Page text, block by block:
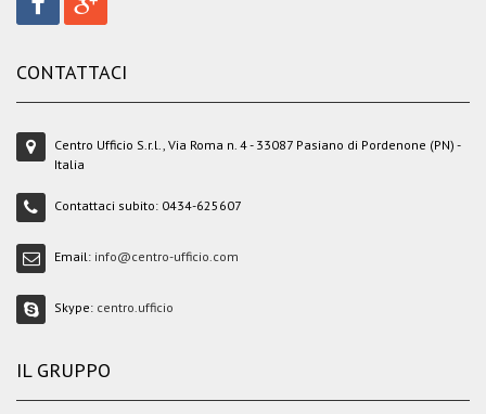
CONTATTACI
Centro Ufficio S.r.l., Via Roma n. 4 - 33087 Pasiano di Pordenone (PN) -
Italia
Contattaci subito: 0434-625607
Email: info@centro-ufficio.com
Skype: centro.ufficio
IL GRUPPO